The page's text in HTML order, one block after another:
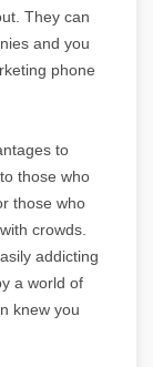
They can
and you
phone
to
those who
those who
crowds.
addicting
a world of
knew you